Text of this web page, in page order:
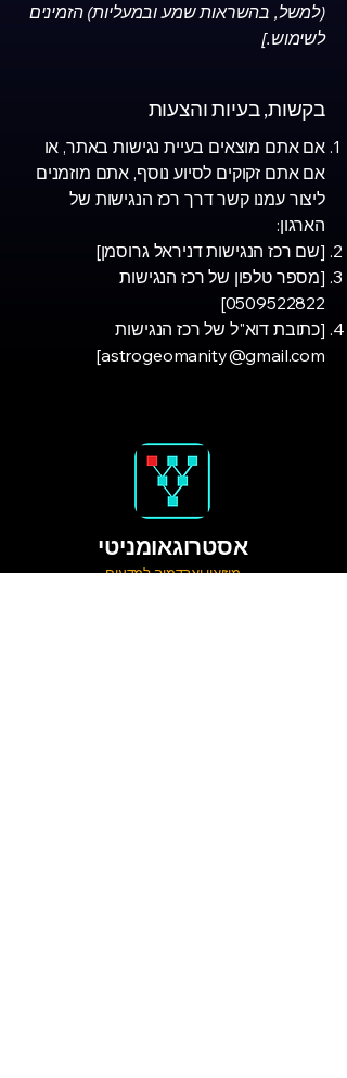
(למשל, בהשראות שמע ובמעליות) הזמינים
לשימוש.]
בקשות, בעיות והצעות
אם אתם מוצאים בעיית נגישות באתר, או
אם אתם זקוקים לסיוע נוסף, אתם מוזמנים
ליצור עמנו קשר דרך רכז הנגישות של
הארגון:
[שם רכז הנגישות דניראל גרוסמן]
[מספר טלפון של רכז הנגישות
0509522822
]
[כתובת דוא"ל של רכז הנגישות
astrogeomanity@gmail.com
]
אסטרוגאומניטי
מוזיאון ואקדמיה למדעים